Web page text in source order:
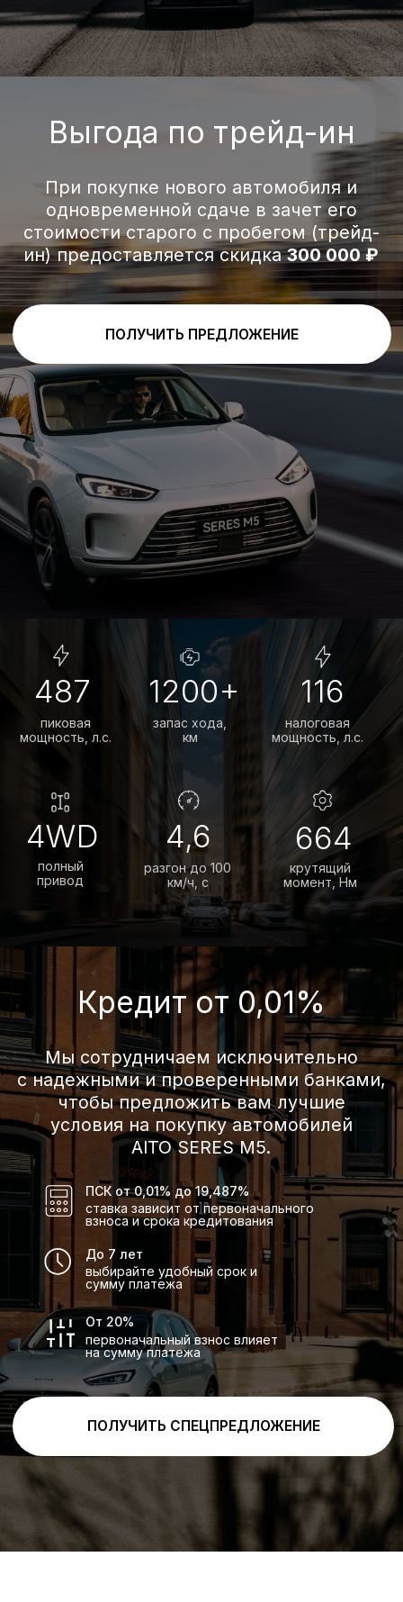
487 1200+ 116
4WD
полный
привод
4,6
разгон до 100
км/ч, с
664
крутящий
Кредит от 0,01%
ПОЛУЧИТЬ СПЕЦПРЕДЛОЖЕНИЕ
ПСК от 0,01% до 19,487%
ставка зависит от первоначального
взноса и срока кредитования
До 7 лет
выбирайте удобный срок и
сумму платежа
на сумму платежа
Мы сотрудничаем исключительно
с надежными и проверенными банками,
чтобы предложить вам лучшие
условия на покупку автомобилей
Автомобили
в наличии
Отличный
внешний вид
Необычайная красота, естественный
стиль, превращающие каждое
путешествие в трогательную поэму
Яркий и модный, естественный
центр внимания, каждый угол — это
повествование о свете и тени между
ночью и звездным сиянием